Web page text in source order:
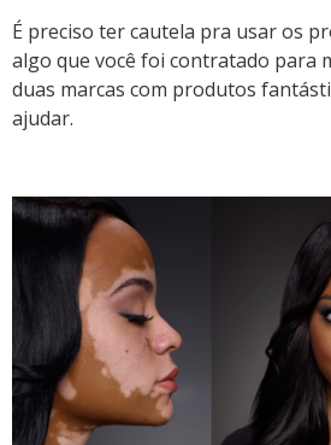
É preciso ter cautela pra usar os
algo que você foi contratado para
duas marcas com produtos
ajudar.